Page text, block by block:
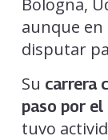
aunque
disputar
Su carrera
paso por
tuvo